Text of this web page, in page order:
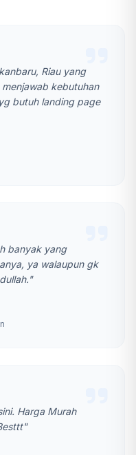
Riau yang
kebutuhan
butuh landing page
banyak yang
ya walaupun gk
Harga Murah